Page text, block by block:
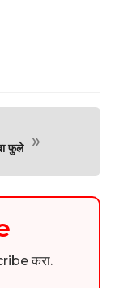
फुले »
करा.